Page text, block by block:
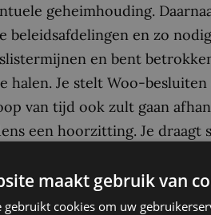
geheimhouding.
en zo
en bent
Je stelt Woo-
van tijd ook zult gaan
een hoorzitting. Je draagt
de organisatie over
relevante jurisprudentie bij
afdeling binnenkomen.
maakt gebruik van
gebruikt cookies om uw